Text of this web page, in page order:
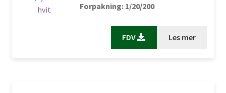
Forpakning: 1/20/200
FDV Les mer